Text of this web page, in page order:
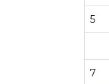
5
7